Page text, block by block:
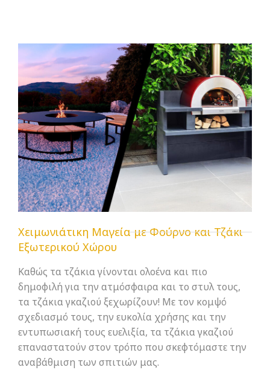
Χειμωνιάτικη Μαγεία με Φούρνο και Τζάκι
Εξωτερικού Χώρου
Καθώς τα τζάκια γίνονται ολοένα και πιο
δημοφιλή για την ατμόσφαιρα και το στυλ τους,
τα τζάκια γκαζιού ξεχωρίζουν! Με τον κομψό
σχεδιασμό τους, την ευκολία χρήσης και την
εντυπωσιακή τους ευελιξία, τα τζάκια γκαζιού
επαναστατούν στον τρόπο που σκεφτόμαστε την
αναβάθμιση των σπιτιών μας.